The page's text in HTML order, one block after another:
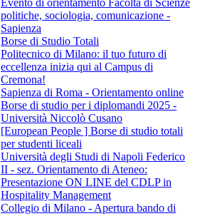
Evento di orientamento Facoltà di Scienze
politiche, sociologia, comunicazione -
Sapienza
Borse di Studio Totali
Politecnico di Milano: il tuo futuro di
eccellenza inizia qui al Campus di
Cremona!
Sapienza di Roma - Orientamento online
Borse di studio per i diplomandi 2025 -
Università Niccolò Cusano
[European People ] Borse di studio totali
per studenti liceali
Università degli Studi di Napoli Federico
II - sez. Orientamento di Ateneo:
Presentazione ON LINE del CDLP in
Hospitality Management
Collegio di Milano - Apertura bando di